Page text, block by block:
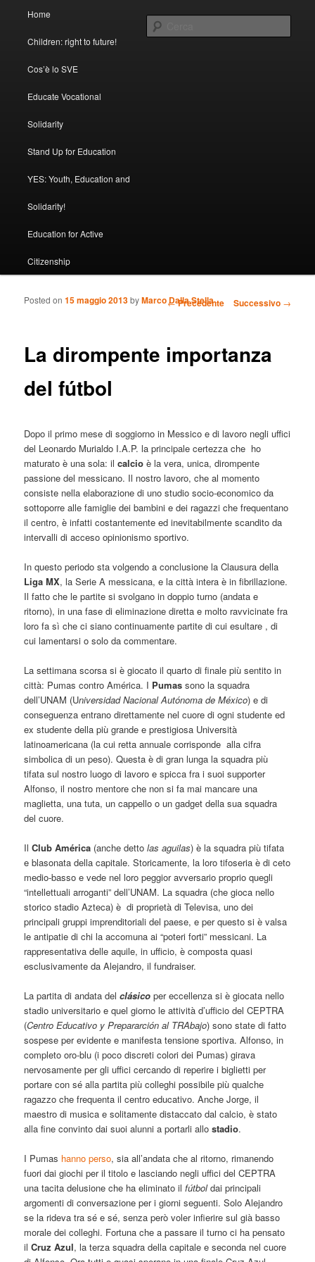
SVE con FOCSIV
Vai al contenuto principale
Vai al contenuto secondario
Home
Children: right to future!
Cos’è lo SVE
Educate Vocational
Solidarity
Stand Up for Education
YES: Youth, Education and
Solidarity!
Education for Active
Citizenship
Navigazione articolo
←Precedente Successivo →
La dirompente importanza
del fútbol
Posted on15 maggio 2013byMarco Dalla Stella
Dopo il primo mese di soggiorno in Messico e di lavoro negli uffici
del Leonardo Murialdo I.A.P. la principale certezza che ho
maturato è una sola: ilcalcio è la vera, unica, dirompente
passione del messicano. Il nostro lavoro, che al momento
consiste nella elaborazione di uno studio socio-economico da
sottoporre alle famiglie dei bambini e dei ragazzi che frequentano
il centro, è infatti costantemente ed inevitabilmente scandito da
intervalli di acceso opinionismo sportivo.
In questo periodo sta volgendo a conclusione la Clausura della
Liga MX, la Serie A messicana, e la città intera è in fibrillazione.
Il fatto che le partite si svolgano in doppio turno (andata e
ritorno), in una fase di eliminazione diretta e molto ravvicinate fra
loro fa sì che ci siano continuamente partite di cui esultare , di
cui lamentarsi o solo da commentare.
La settimana scorsa si è giocato il quarto di finale più sentito in
città: Pumas contro América. I Pumas sono la squadra
dell’UNAM (Universidad Nacional Autónoma de México) e di
conseguenza entrano direttamente nel cuore di ogni studente ed
ex studente della più grande e prestigiosa Università
latinoamericana (la cui retta annuale corrisponde alla cifra
simbolica di un peso). Questa è di gran lunga la squadra più
tifata sul nostro luogo di lavoro e spicca fra i suoi supporter
Alfonso, il nostro mentore che non si fa mai mancare una
maglietta, una tuta, un cappello o un gadget della sua squadra
del cuore.
Il Club América (anche dettolas aguilas) è la squadra più tifata
e blasonata della capitale. Storicamente, la loro tifoseria è di ceto
medio-basso e vede nel loro peggior avversario proprio quegli
“intellettuali arroganti” dell’UNAM. La squadra (che gioca nello
storico stadio Azteca) è di proprietà di Televisa, uno dei
principali gruppi imprenditoriali del paese, e per questo si è valsa
le antipatie di chi la accomuna ai “poteri forti” messicani. La
rappresentativa delle aquile, in ufficio, è composta quasi
esclusivamente da Alejandro, il fundraiser.
La partita di andata delclásico per eccellenza si è giocata nello
stadio universitario e quel giorno le attività d’ufficio del CEPTRA
(Centro Educativo y Prepararción al TRAbajo) sono state di fatto
sospese per evidente e manifesta tensione sportiva. Alfonso, in
completo oro-blu (i poco discreti colori dei Pumas) girava
nervosamente per gli uffici cercando di reperire i biglietti per
portare con sé alla partita più colleghi possibile più qualche
ragazzo che frequenta il centro educativo. Anche Jorge, il
maestro di musica e solitamente distaccato dal calcio, è stato
alla fine convinto dai suoi alunni a portarli allostadio.
I Pumas hanno perso, sia all’andata che al ritorno, rimanendo
fuori dai giochi per il titolo e lasciando negli uffici del CEPTRA
una tacita delusione che ha eliminato ilfútboldai principali
argomenti di conversazione per i giorni seguenti. Solo Alejandro
se la rideva tra sé e sé, senza però voler infierire sul già basso
morale dei colleghi. Fortuna che a passare il turno ci ha pensato
ilCruz Azul, la terza squadra della capitale e seconda nel cuore